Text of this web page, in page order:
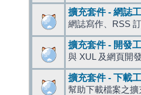
擴充套件 - 網誌
網誌寫作、RSS
擴充套件 - 開發
與 XUL 及網頁開
擴充套件 - 下載
幫助下載檔案之擴